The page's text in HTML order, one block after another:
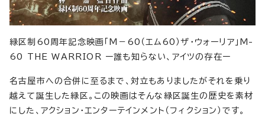
緑区制60周年記念映画「M－60（エム60）ザ・ウォーリア」M-
60 THE WARRIOR ー誰も知らない、アイツの存在ー
名古屋市への合併に至るまで、対立もありましたがそれを乗り
越えて誕生した緑区。この映画はそんな緑区誕生の歴史を素材
にした、アクション・エンターテインメント（フィクション）です。